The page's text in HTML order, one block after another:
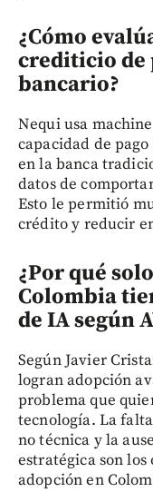
¿Cómo
crediticio de
bancario?
Nequi usa
capacidad de
en la banca
datos de
Esto le permitió
crédito y reducir
¿Por qué
Colombia
de IA según
Según Javier
logran adopción
problema que
tecnología. La
no técnica y la
estratégica son
adopción en